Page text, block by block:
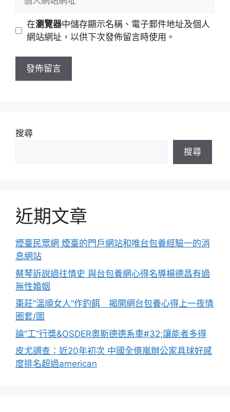
址
站
址
在瀏覽器中儲存顯示名稱、電子郵件地址及個人
網站網址，以供下次發佈留言時使用。
搜尋
搜尋
近期文章
煙臺民眾網 煙臺的門戶網站和唯台包養經驗一的消
息網站
蔡琴訴說過往情史 與台包養網心得名導楊德昌有過
無性婚姻
棗莊”溫順女人”作釣餌 揭開網台包養心得上一夜情
圈套/圖
論“工”行獎&OSDER奧斯德德系車#32;讓能者多得
皮尤調查：近20年初次 中國全億嵐辦公家具球好感
度排名超過american